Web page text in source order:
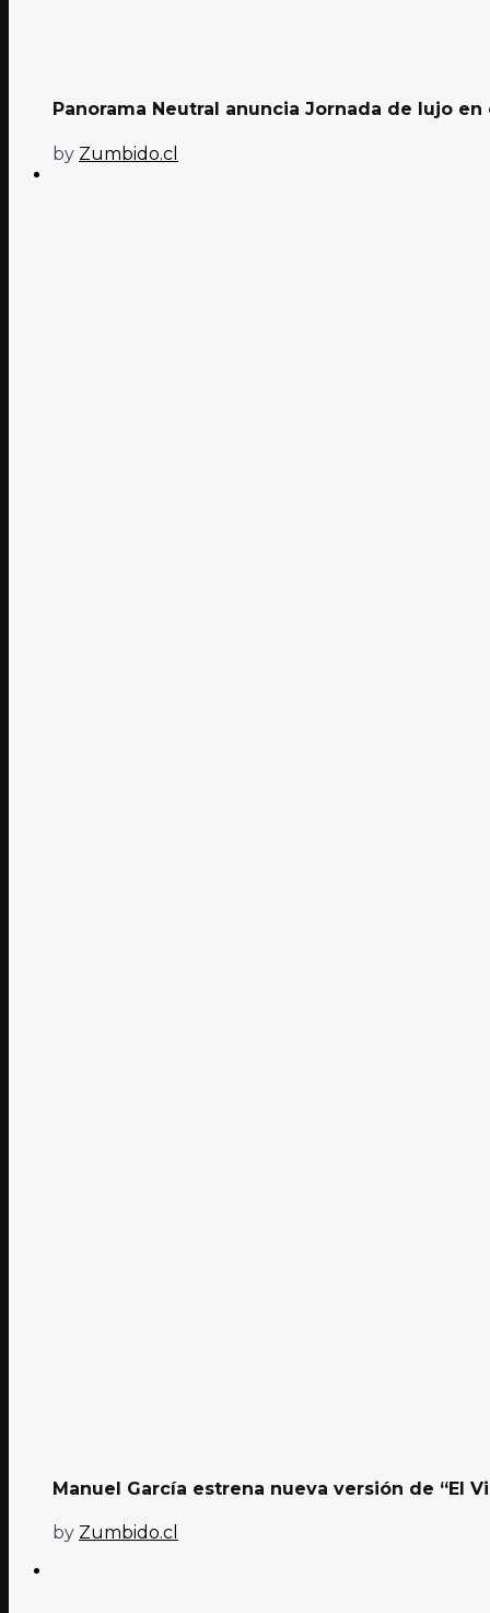
Panorama Neutral anuncia Jornada de lujo
by Zumbido.cl
Manuel García estrena nueva versión de “El
by Zumbido.cl